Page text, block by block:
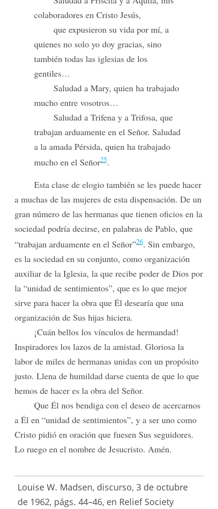
colaboradores en Cristo Jesús,
que expusieron su vida por mí, a
quienes no solo yo doy gracias, sino
también todas las iglesias de los
gentiles…
Saludad a Mary, quien ha trabajado
mucho entre vosotros…
Saludad a Trifena y a Trifosa, que
trabajan arduamente en el Señor. Saludad
a la amada Pérsida, quien ha trabajado
mucho en el Señor25.
Esta clase de elogio también se les puede hacer
a muchas de las mujeres de esta dispensación. De un
gran número de las hermanas que tienen oficios en la
sociedad podría decirse, en palabras de Pablo, que
“trabajan arduamente en el Señor”26. Sin embargo,
es la sociedad en su conjunto, como organización
auxiliar de la Iglesia, la que recibe poder de Dios por
la “unidad de sentimientos”, que es lo que mejor
sirve para hacer la obra que Él desearía que una
organización de Sus hijas hiciera.
¡Cuán bellos los vínculos de hermandad!
Inspiradores los lazos de la amistad. Gloriosa la
labor de miles de hermanas unidas con un propósito
justo. Llena de humildad darse cuenta de que lo que
hemos de hacer es la obra del Señor.
Que Él nos bendiga con el deseo de acercarnos
a Él en “unidad de sentimientos”, y a ser uno como
Cristo pidió en oración que fuesen Sus seguidores.
Lo ruego en el nombre de Jesucristo. Amén.
Louise W. Madsen, discurso, 3 de octubre
de 1962, págs. 44–46, en Relief Society